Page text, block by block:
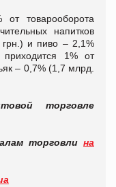
товарооборота
напитков
и пиво – 2,1%
1% от
– 0,7% (1,7 млрд.
торговле
торговли на